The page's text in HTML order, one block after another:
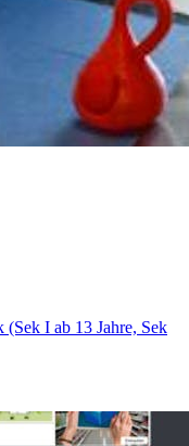
I ab 13 Jahre, Sek